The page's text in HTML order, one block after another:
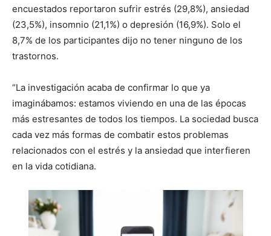
encuestados reportaron sufrir estrés (29,8%), ansiedad
(23,5%), insomnio (21,1%) o depresión (16,9%). Solo el
8,7% de los participantes dijo no tener ninguno de los
trastornos.
“La investigación acaba de confirmar lo que ya
imaginábamos: estamos viviendo en una de las épocas
más estresantes de todos los tiempos. La sociedad busca
cada vez más formas de combatir estos problemas
relacionados con el estrés y la ansiedad que interfieren
en la vida cotidiana.